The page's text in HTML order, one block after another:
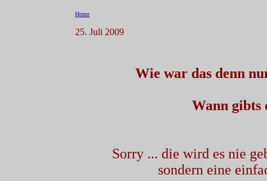
Home
25. Juli 2009
Wie war das denn
Wann gibts
Sorry ... die wird es nie
sondern eine